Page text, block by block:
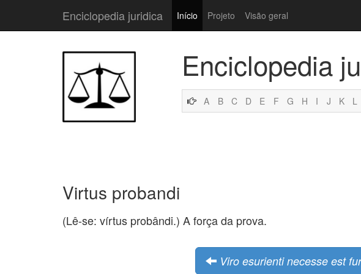
Enciclopedia juridica Início Projeto Visão geral
Enciclopedia
A B C D E F G H I J K L
Virtus probandi
(Lê-se: vírtus probândi.) A força da prova.
Viro esurienti necesse est